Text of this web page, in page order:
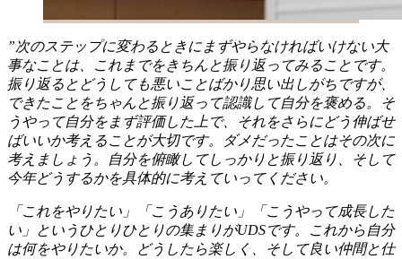
”次のステップに変わるときにまずやらなければいけない大
事なことは、これまでをきちんと振り返ってみることです。
振り返るとどうしても悪いことばかり思い出しがちですが、
できたことをちゃんと振り返って認識して自分を褒める。そ
うやって自分をまず評価した上で、それをさらにどう伸ばせ
ばいいか考えることが大切です。ダメだったことはその次に
考えましょう。自分を俯瞰してしっかりと振り返り、そして
今年どうするかを具体的に考えていってください。
「これをやりたい」「こうありたい」「こうやって成長した
い」というひとりひとりの集まりがUDSです。これから自分
は何をやりたいか。どうしたら楽しく、そして良い仲間と仕